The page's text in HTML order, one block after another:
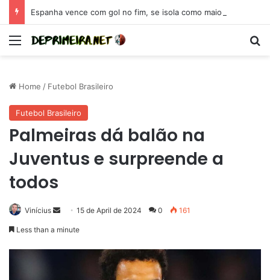
Menu
Home / Futebol Brasileiro
Futebol Brasileiro
Palmeiras dá balão na
Juventus e surpreende a
todos
Vinícius
Send15 de April de 2024 0 161
Less than a minute